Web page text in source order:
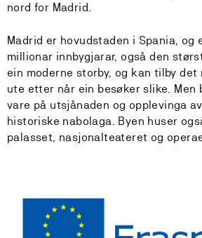
nord for Madrid.
Madrid er hovudstaden i Spania, og
millionar innbygjarar, også den
ein moderne storby, og kan tilby det
ute etter når ein besøker slike. Men
vare på utsjånaden og opplevinga
historiske nabolaga. Byen huser
palasset, nasjonalteateret og